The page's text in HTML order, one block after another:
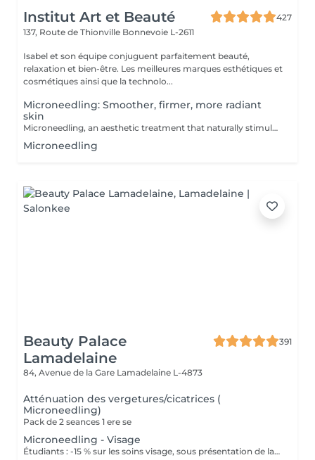
Institut Art et Beauté
427
137, Route de Thionville Bonnevoie L-2611
Isabel et son équipe conjuguent parfaitement beauté,
relaxation et bien-être. Les meilleures marques esthétiques et
cosmétiques ainsi que la technolo...
Microneedling: Smoother, firmer, more radiant
skin
Microneedling, an aesthetic treatment that naturally stimulates collagen and elastin production. Ideal for improving skin texture, minimizing enlarged pores, reducing fine lines, acne scars, or pigmentation spots. Gentle and effective technique, suitable for all skin types. Professional serums used for optimal results. Personalized consultation before each session.
Microneedling
Beauty Palace
Lamadelaine
391
84, Avenue de la Gare Lamadelaine L-4873
Atténuation des vergetures/cicatrices (
Microneedling)
Pack de 2 seances 1 ere se
Microneedling - Visage
Étudiants : -15 % sur les soins visage, sous présentation de la carte d'étudiants VALABLE. Il permet de stimuler la regeneration cellulaire, relancer la production de collagene et d'elastine. Augmentation d'absorbsion du serum specifique choisit pour le traitement , hydratation profonde, lifting etc